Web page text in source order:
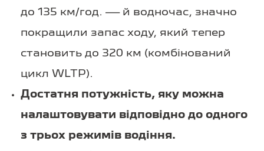
до 135 км/год. — й водночас, значно
покращили запас ходу, який тепер
становить до 320 км (комбінований
цикл WLTP).
Достатня потужність, яку можна
налаштовувати відповідно до одного
з трьох режимів водіння.